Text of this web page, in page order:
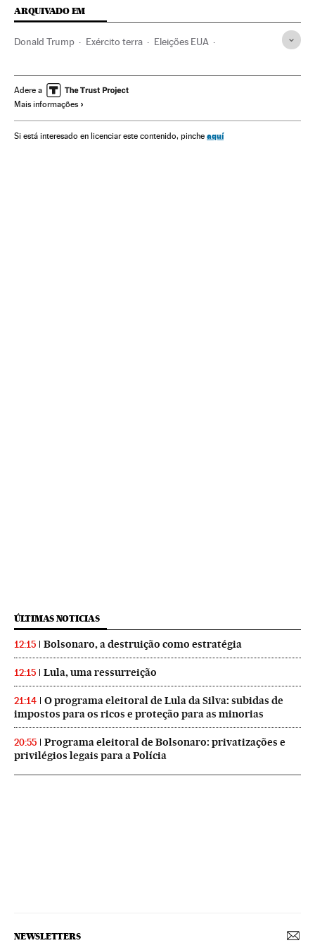
ARQUIVADO EM
Donald Trump Exército terra Eleições EUA
América do Norte Eleições
Michael Flynn
Adere a
Mais informações
Si está interesado en licenciar este contenido, pinche aquí
ÚLTIMAS NOTICIAS
12:15 Bolsonaro, a destruição como estratégia
12:15 Lula, uma ressurreição
21:14
O programa eleitoral de Lula da Silva: subidas de
impostos para os ricos e proteção para as minorias
20:55
Programa eleitoral de Bolsonaro: privatizações e
privilégios legais para a Polícia
NEWSLETTERS